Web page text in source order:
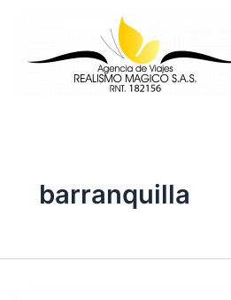
contenido
barranquilla